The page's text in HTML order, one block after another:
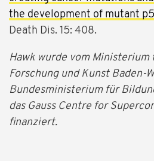
the development of mutant
Death Dis. 15: 408.
Hawk wurde vom Ministerium
Forschung und Kunst Baden-
Bundesministerium für
das Gauss Centre for
finanziert.